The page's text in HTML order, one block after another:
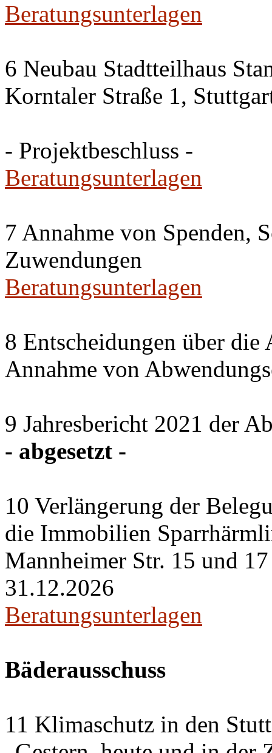
Beratungsunterlagen
6 Neubau Stadtteilhaus
Korntaler Straße 1,
- Projektbeschluss -
Beratungsunterlagen
7 Annahme von Spenden,
Zuwendungen
Beratungsunterlagen
8 Entscheidungen über
Annahme von
9 Jahresbericht 2021 der
- abgesetzt -
10 Verlängerung der
die Immobilien
Mannheimer Str. 15 und
31.12.2026
Beratungsunterlagen
Bäderausschuss
11 Klimaschutz in den